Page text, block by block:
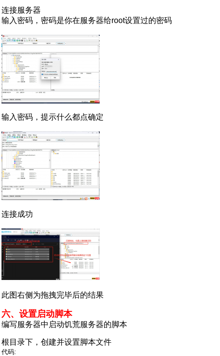
连接服务器
输入密码，密码是你在服务器给root设置过的密码
输入密码，提示什么都点确定
连接成功
此图右侧为拖拽完毕后的结果
六、设置启动脚本
编写服务器中启动饥荒服务器的脚本
根目录下，创建并设置脚本文件
代码: